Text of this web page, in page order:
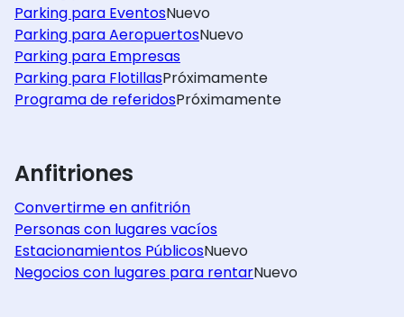
Parking para EventosNuevo
Parking para AeropuertosNuevo
Parking para Empresas
Parking para FlotillasPróximamente
Programa de referidosPróximamente
Anfitriones
Convertirme en anfitrión
Personas con lugares vacíos
Estacionamientos PúblicosNuevo
Negocios con lugares para rentarNuevo